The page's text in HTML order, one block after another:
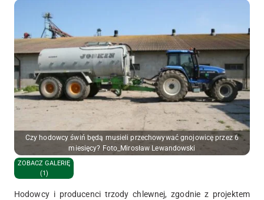
Czy hodowcy świń będą musieli przechowywać gnojowicę przez 6
miesięcy? Foto_Mirosław Lewandowski
ZOBACZ GALERIĘ
(1)
Hodowcy i producenci trzody chlewnej, zgodnie z projektem